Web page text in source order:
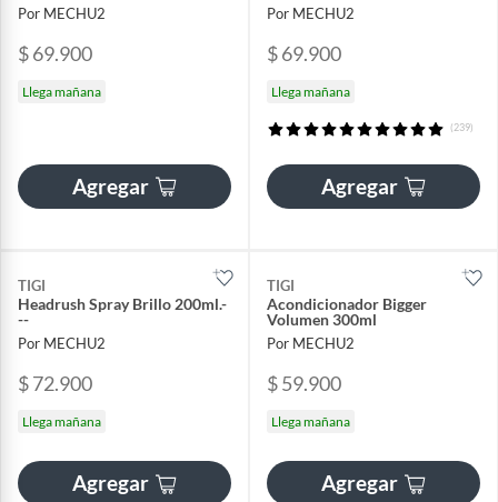
Por MECHU2
$ 69.900
Llega mañana
Agregar
Por MECHU2
$ 69.900
Llega mañana
(239)
Agregar
TIGI
Headrush Spray Brillo 200ml.-
--
Por MECHU2
$ 72.900
Llega mañana
Agregar
TIGI
Acondicionador Bigger
Volumen 300ml
Por MECHU2
$ 59.900
Llega mañana
Agregar